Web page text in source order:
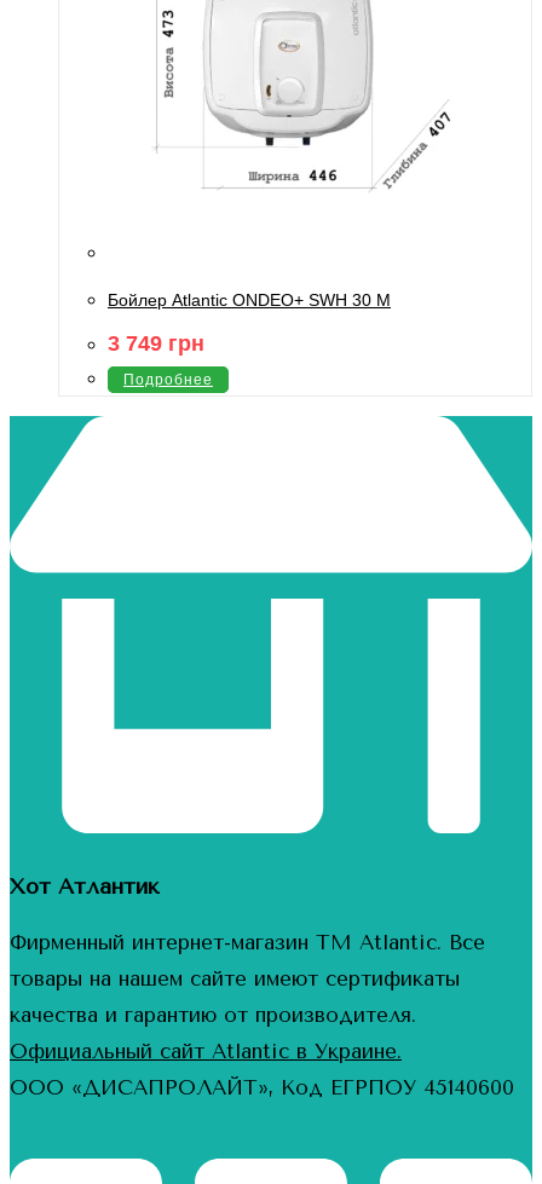
Бойлер Atlantic ONDEO+ SWH 30 M
3 749 грн
Подробнее
Хот Атлантик
Фирменный интернет-магазин ТМ Atlantic. Все
товары на нашем сайте имеют сертификаты
качества и гарантию от производителя.
Официальный сайт Atlantic в Украине.
ООО «ДИСАПРОЛАЙТ», Код ЕГРПОУ 45140600